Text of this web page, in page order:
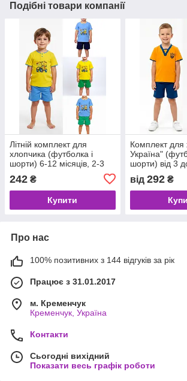
Подібні товари компанії
Літній комплект для
хлопчика (футболка і
шорти) 6-12 місяців, 2-3
242 ₴
Купити
Комплект для
Україна"
шорти) від 3
від 292₴
Про нас
100% позитивних з 144 відгуків за рік
Працює з 31.01.2017
м. Кременчук
Кременчук, Україна
Контакти
Сьогодні вихідний
Показати весь графік роботи